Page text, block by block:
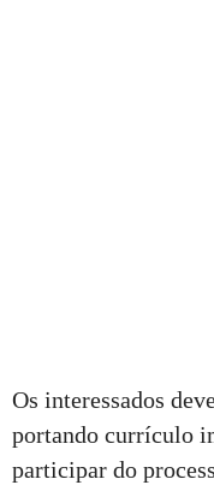
Os interessados
portando currículo
participar do